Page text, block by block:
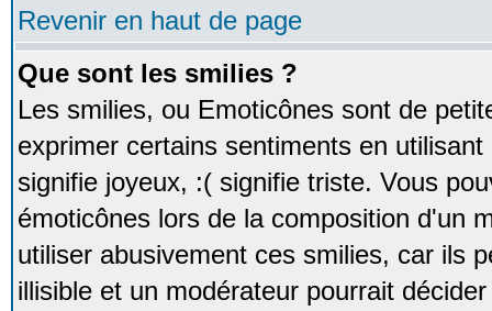
Revenir en haut de page
Que sont les smilies ?
Les smilies, ou Emoticônes sont de
exprimer certains sentiments en
signifie joyeux, :( signifie triste. Vous
émoticônes lors de la composition d'un
utiliser abusivement ces smilies, car ils
illisible et un modérateur pourrait